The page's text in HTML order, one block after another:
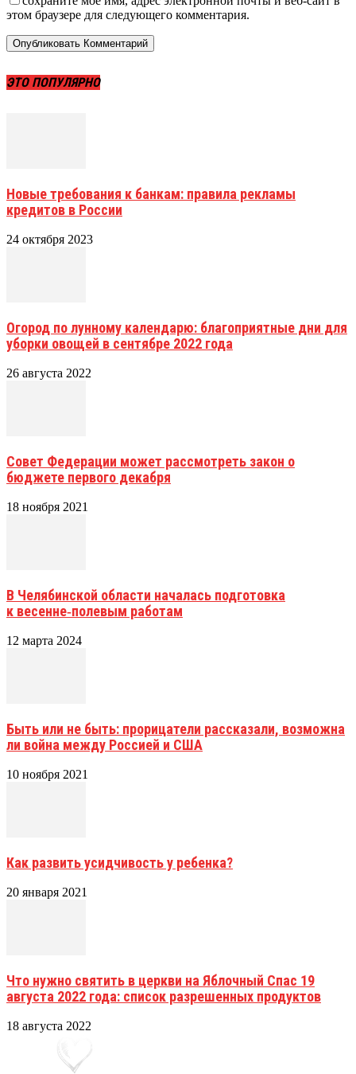
этом браузере для следующего комментария.
ЭТО ПОПУЛЯРНО
Новые требования к банкам: правила рекламы
кредитов в России
24 октября 2023
Огород по лунному календарю: благоприятные дни для
уборки овощей в сентябре 2022 года
26 августа 2022
Совет Федерации может рассмотреть закон о
бюджете первого декабря
18 ноября 2021
В Челябинской области началась подготовка
к весенне‑полевым работам
12 марта 2024
Быть или не быть: прорицатели рассказали, возможна
ли война между Россией и США
10 ноября 2021
Как развить усидчивость у ребенка?
20 января 2021
Что нужно святить в церкви на Яблочный Спас 19
августа 2022 года: список разрешенных продуктов
18 августа 2022